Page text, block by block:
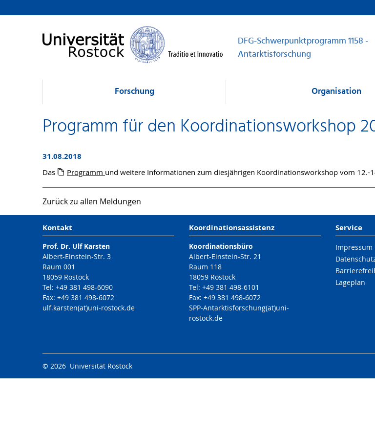
DFG-Schwerpunktprogramm 1158 -
Antarktisforschung
Forschung Organisation
Programm für den Koordinationsworkshop
31.08.2018
Das Programm und weitere Informationen zum diesjährigen Koordinationsworkshop vom 12.-
Zurück zu allen Meldungen
Kontakt
Prof. Dr. Ulf Karsten
Albert-Einstein-Str. 3
Raum 001
18059 Rostock
Tel: +49 381 498-6090
Fax: +49 381 498-6072
ulf.karsten(at)uni-rostock.de
Koordinationsassistenz
Koordinationsbüro
Albert-Einstein-Str. 21
Raum 118
18059 Rostock
Tel: +49 381 498-6101
Fax: +49 381 498-6072
SPP-Antarktisforschung(at)uni-
rostock.de
Service
Impressum
Lageplan
© 2026 Universität Rostock